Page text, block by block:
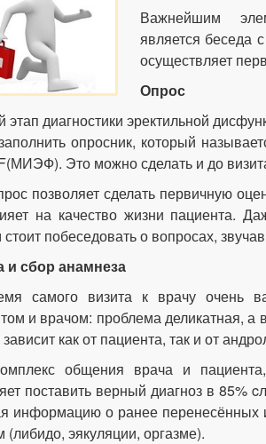
Важнейшим
является беседа
осуществляет
Опрос
диагностики эректильной
опросник, который
Это можно сделать и до
позволяет сделать первичную
на качество жизни пациента.
побеседовать о вопросах,
и сбор анамнеза
самого визита к врачу очень
и врачом: проблема деликатная,
как от пациента, так и от
общения врача и
поставить верный диагноз в 85%
информацию о ранее перенесённых
(либидо, эякуляции, оргазме).